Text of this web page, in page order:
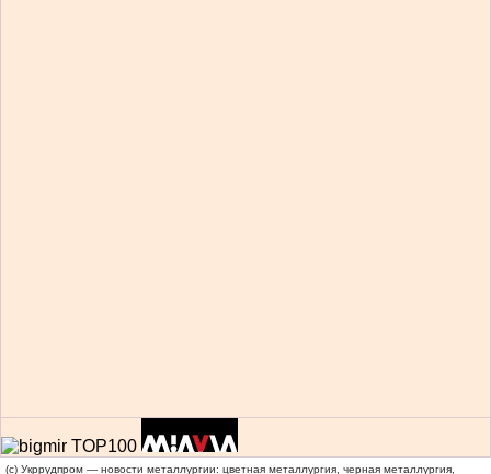
(c) Укррудпром — новости металлургии: цветная металлургия, черная металлургия,